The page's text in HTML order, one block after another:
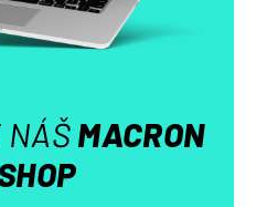
v
ý
u
NÁŠMACRON